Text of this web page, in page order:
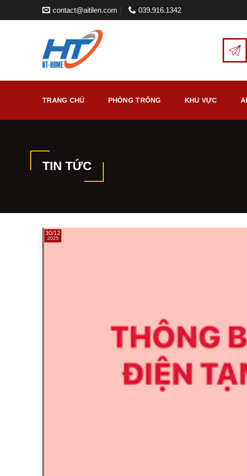
contact@aitilen.com 039.916.1342
TRANG CHỦ PHÒNG TRỐNG KHU VỰC
TIN TỨC
30/12
2025